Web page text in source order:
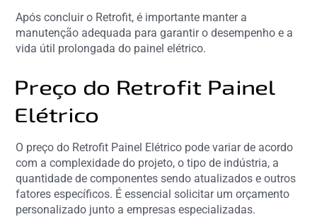
Após concluir o Retrofit, é importante manter a
manutenção adequada para garantir o desempenho e a
vida útil prolongada do painel elétrico.
Preço do Retrofit Painel
Elétrico
O preço do Retrofit Painel Elétrico pode variar de acordo
com a complexidade do projeto, o tipo de indústria, a
quantidade de componentes sendo atualizados e outros
fatores específicos. É essencial solicitar um orçamento
personalizado junto a empresas especializadas.